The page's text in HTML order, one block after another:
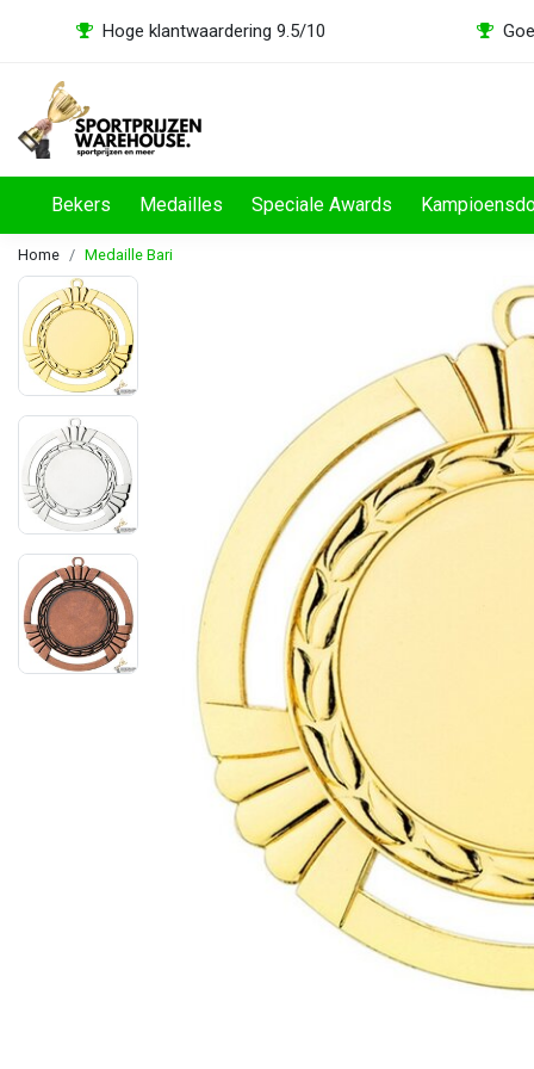
Hoge klantwaardering 9.5/10
Bekers Medailles Speciale Awards
Home Medaille Bari